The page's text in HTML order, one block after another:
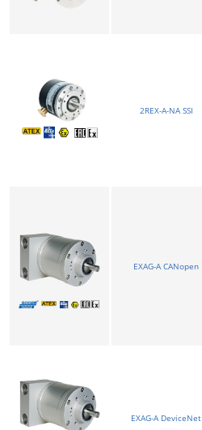
2REX-A-NA SSI
EXAG-A CANopen
EXAG-A DeviceNet